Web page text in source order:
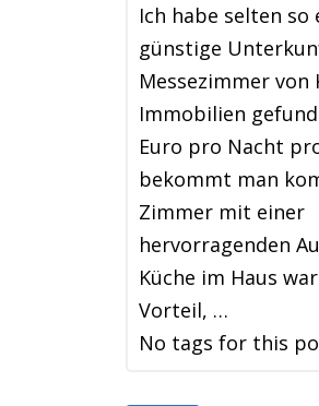
Ich habe selten so
günstige
Messezimmer von
Immobilien
Euro pro Nacht
bekommt man
Zimmer mit einer
hervorragenden
Küche im Haus
Vorteil, …
No tags for this